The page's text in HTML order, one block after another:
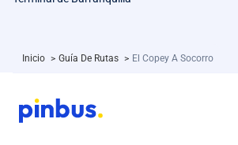
Inicio > Guía De Rutas > El Copey A Socorro